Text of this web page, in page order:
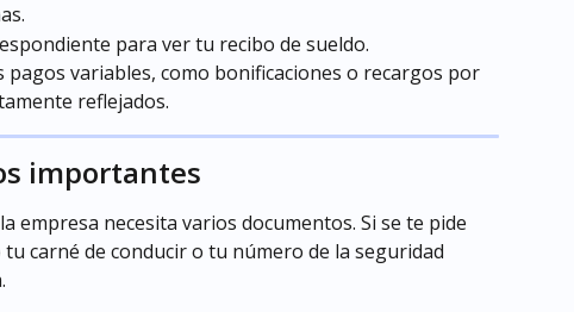
para ver tu recibo de sueldo.
variables, como bonificaciones o recargos por
reflejados.
importantes
empresa necesita varios documentos. Si se te pide
carné de conducir o tu número de la seguridad